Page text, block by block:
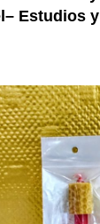
Estudios